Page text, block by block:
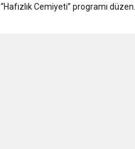
“Hafızlık Cemiyeti” programı düzen...